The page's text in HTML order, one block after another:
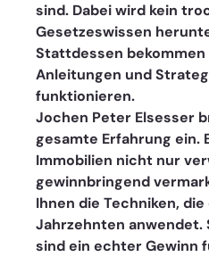
sind. Dabei wird kein
Gesetzeswissen
Stattdessen bekommen
Anleitungen und
funktionieren.
Jochen Peter Elsesser
gesamte Erfahrung ein.
Immobilien nicht nur
gewinnbringend
Ihnen die Techniken,
Jahrzehnten anwendet.
sind ein echter Gewinn